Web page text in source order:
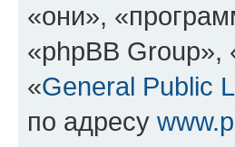
«они»,
«phpBB Group»,
«General Public
по адресу